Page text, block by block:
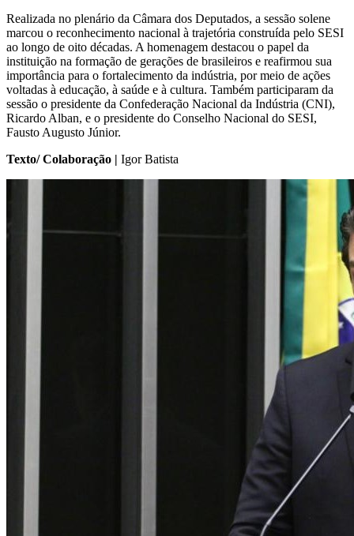
Realizada no plenário da Câmara dos Deputados, a sessão solene
marcou o reconhecimento nacional à trajetória construída pelo SESI
ao longo de oito décadas. A homenagem destacou o papel da
instituição na formação de gerações de brasileiros e reafirmou sua
importância para o fortalecimento da indústria, por meio de ações
voltadas à educação, à saúde e à cultura. Também participaram da
sessão o presidente da Confederação Nacional da Indústria (CNI),
Ricardo Alban, e o presidente do Conselho Nacional do SESI,
Fausto Augusto Júnior.
Texto/ Colaboração | Igor Batista